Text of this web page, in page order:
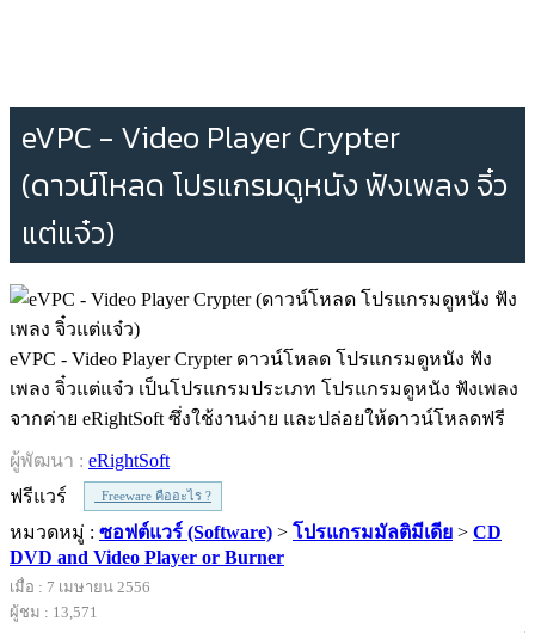
eVPC - Video Player Crypter
(ดาวน์โหลด โปรแกรมดูหนัง ฟังเพลง จิ๋ว
แต่แจ๋ว)
eVPC - Video Player Crypter ดาวน์โหลด โปรแกรมดูหนัง ฟัง
เพลง จิ๋วแต่แจ๋ว เป็นโปรแกรมประเภท โปรแกรมดูหนัง ฟังเพลง
จากค่าย eRightSoft ซึ่งใช้งานง่าย และปล่อยให้ดาวน์โหลดฟรี
ผู้พัฒนา : eRightSoft
ฟรีแวร์
Freeware คืออะไร ?
หมวดหมู่ : ซอฟต์แวร์ (Software) > โปรแกรมมัลติมีเดีย > CD
DVD and Video Player or Burner
เมื่อ : 7 เมษายน 2556
ผู้ชม : 13,571